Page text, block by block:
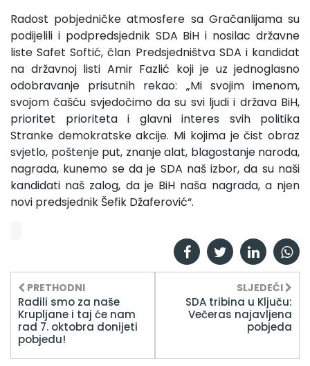
Radost pobjedničke atmosfere sa Gračanlijama su
podijelili i podpredsjednik SDA BiH i nosilac državne
liste Safet Softić, član Predsjedništva SDA i kandidat
na državnoj listi Amir Fazlić koji je uz jednoglasno
odobravanje prisutnih rekao: „Mi svojim imenom,
svojom čašću svjedočimo da su svi ljudi i država BiH,
prioritet prioriteta i glavni interes svih politika
Stranke demokratske akcije. Mi kojima je čist obraz
svjetlo, poštenje put, znanje alat, blagostanje naroda,
nagrada, kunemo se da je SDA naš izbor, da su naši
kandidati naš zalog, da je BiH naša nagrada, a njen
novi predsjednik Šefik Džaferović“.
PRETHODNI
Radili smo za naše
Krupljane i taj će nam
rad 7. oktobra donijeti
pobjedu!
SLJEDEĆI
SDA tribina u Ključu:
Večeras najavljena
pobjeda